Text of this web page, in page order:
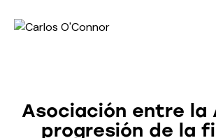
Asociación entre la
progresión de la